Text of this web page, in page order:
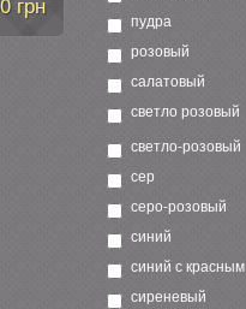
пудра
розовый
салатовый
светло розовый
светло-розовый
сер
серо-розовый
синий
синий с красным
сиреневый